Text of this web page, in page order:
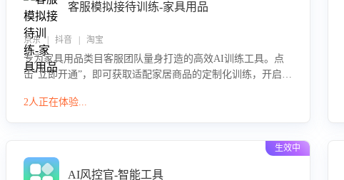
客服模拟接待训练-家具用品
京东 | 抖音 | 淘宝
专为家具用品类目客服团队量身打造的高效AI训练工具。点
击“立即开通”，即可获取适配家居商品的定制化训练，开启模
尺寸参数咨询等高频场景下的专业应对能力。
2人正在体验...
生效中
AI风控官-智能工具